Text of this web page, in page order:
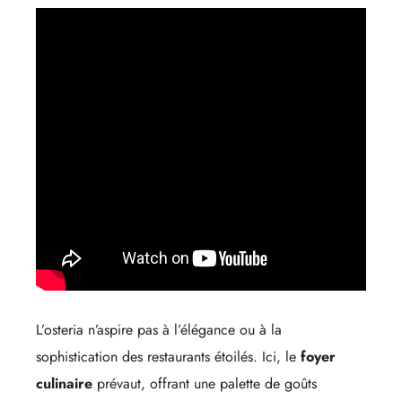
L’osteria n’aspire pas à l’élégance ou à la
sophistication des restaurants étoilés. Ici, le foyer
culinaire prévaut, offrant une palette de goûts